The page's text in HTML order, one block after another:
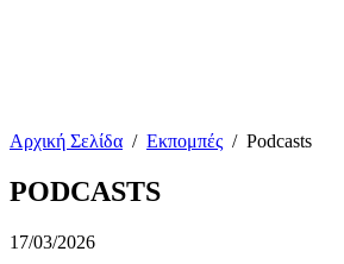
Αρχική Σελίδα / Εκπομπές / Podcasts
PODCASTS
17/03/2026